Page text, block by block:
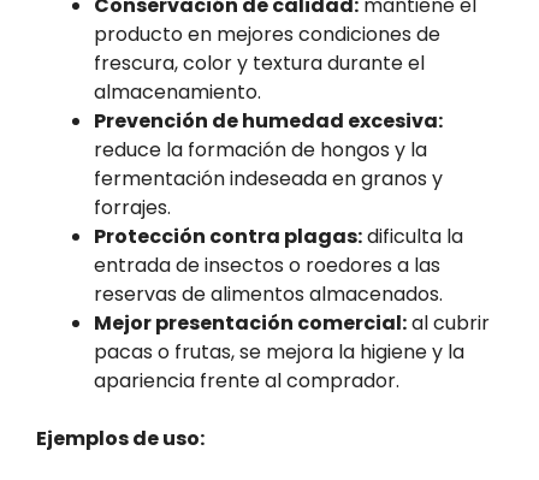
producto en mejores condiciones de
frescura, color y textura durante el
almacenamiento.
Prevención de humedad excesiva:
reduce la formación de hongos y la
fermentación indeseada en granos y
forrajes.
Protección contra plagas:dificulta la
entrada de insectos o roedores a las
reservas de alimentos almacenados.
Mejor presentación comercial:al cubrir
pacas o frutas, se mejora la higiene y la
apariencia frente al comprador.
Ejemplos de uso: